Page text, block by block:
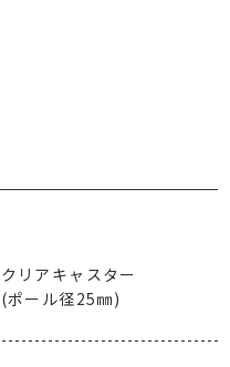
クリアキャスター
(ポール径25㎜)